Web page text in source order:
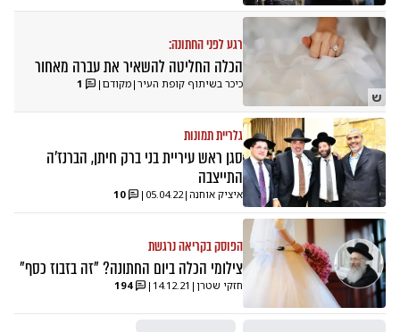
ש
רגע לפני החתונה:
הכלה החליטה להשאיר את עברה מאחור
כיכר בשיתוף קופת העיר | מקודם |
1
גלריית תמונות
סגן ראש עיריית בני ברק חיתן, הברנז'ה
התייצבה
איציק אוחנה |
05.04.22
|
10
הפוסק בקריאה נרגשת
צילומי הכלה ביום החתונה? "זה בזבוז כסף"
חזקי שטרן |
14.12.21
|
194